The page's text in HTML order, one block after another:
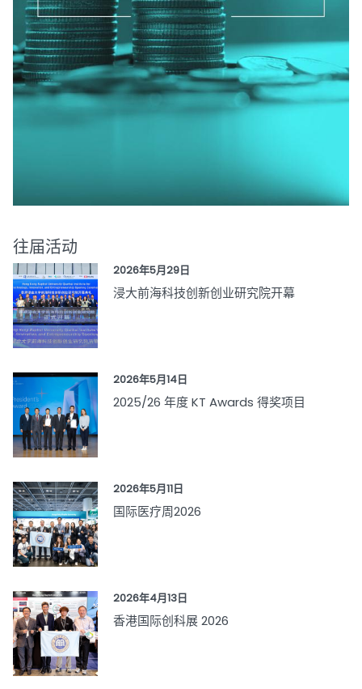
往届活动
2026年5月29日
浸大前海科技创新创业研究院开幕
2026年5月14日
2025/26 年度 KT Awards 得奖项目
2026年5月11日
国际医疗周2026
2026年4月13日
香港国际创科展 2026